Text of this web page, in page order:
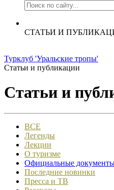
СТАТЬИ И
Турклуб 'Уральские тропы'
Статьи и публикации
Статьи и
ВСЕ
Легенды
Лекции
О туризме
Официальные
Последние новинки
Пресса и ТВ